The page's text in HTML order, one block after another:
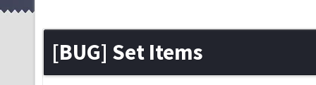
[BUG] Set Items